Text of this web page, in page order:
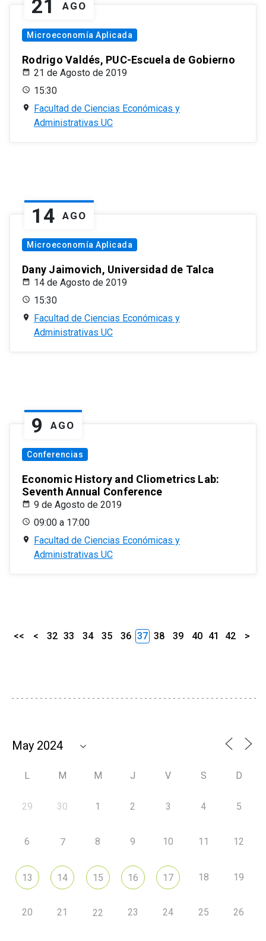
21 AGO
Microeconomía Aplicada
Rodrigo Valdés, PUC-Escuela de Gobierno
21 de Agosto de 2019
15:30
Facultad de Ciencias Económicas y
Administrativas UC
14 AGO
Microeconomía Aplicada
Dany Jaimovich, Universidad de Talca
14 de Agosto de 2019
15:30
Facultad de Ciencias Económicas y
Administrativas UC
9 AGO
Conferencias
Economic History and Cliometrics Lab:
Seventh Annual Conference
9 de Agosto de 2019
09:00 a 17:00
Facultad de Ciencias Económicas y
Administrativas UC
<< < 32 33 34 35 36 37 38 39 40 41 42 >
L M M J V S D
29 30 1 2 3 4 5
6 7 8 9 10 11 12
13 14 15 16 17 18 19
20 21 22 23 24 25 26